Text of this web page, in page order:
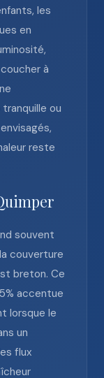
les
en
à
ou
reste
souvent
couverture
breton. Ce
accentue
lorsque le
un
flux